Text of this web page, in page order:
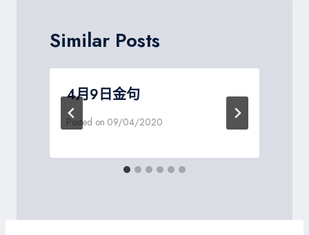
Similar Posts
4月9日金句
Posted on 09/04/2020